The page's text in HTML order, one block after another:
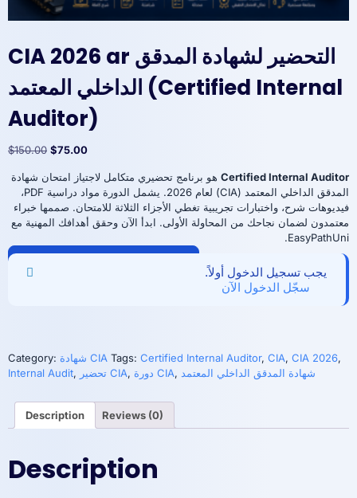
CIA 2026 ar التحضير لشهادة المدقق
الداخلي المعتمد (Certified Internal
Auditor)
$150.00 Original
was:
$150.00.
$75.00Current
is:
$75.00.
Certified Internal Auditor هو برنامج تحضيري متكامل لاجتياز امتحان شهادة
المدقق الداخلي المعتمد (CIA) لعام 2026. يشمل الدورة مواد دراسية PDF،
فيديوهات شرح، واختبارات تجريبية تغطي الأجزاء الثلاثة للامتحان. صممها خبراء
معتمدون لضمان نجاحك من المحاولة الأولى. ابدأ الآن وحقق أهدافك المهنية مع
EasyPathUni.
CIA
2026
المعتمد
(Certified
Auditor)
quantity
يجب تسجيل الدخول أولاً.
سجّل الدخول الآن
Category: شهادة CIA Tags: Certified Internal Auditor, CIA, CIA 2026,
Internal Audit, تحضير CIA, دورة CIA, شهادة المدقق الداخلي المعتمد
Description Reviews (0)
Description